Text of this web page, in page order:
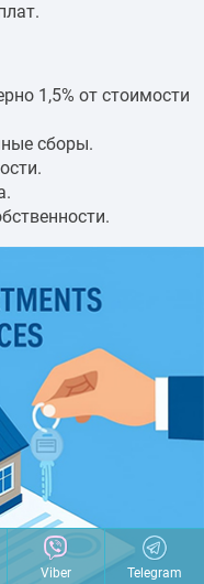
1,5% от стоимости
сборы.
Viber Telegram